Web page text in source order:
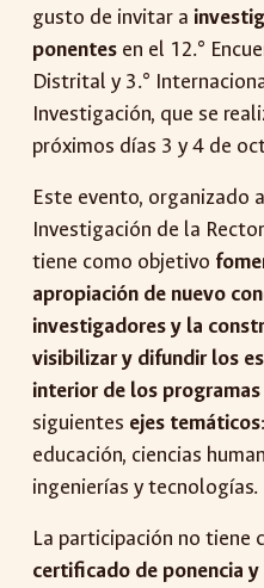
gusto de invitar a
ponentes en el 12.°
Distrital y 3.°
Investigación, que se
próximos días 3 y 4 de
Este evento, organizado
Investigación de la
tiene como objetivo
apropiación de nuevo
investigadores y la
visibilizar y difundir los
interior de los
siguientes ejes temáticos
educación, ciencias
ingenierías y tecnologías.
La participación no tiene
certificado de ponencia